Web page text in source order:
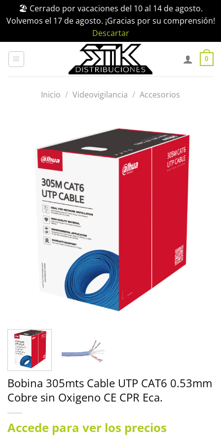
🏖️ Cerrado por vacaciones del 10 al 14 de agosto.
Volvemos el 17 de agosto. ¡Gracias por su comprensión!
Descartar
0
Inicio / Videovigilancia / Accesorios
Bobina 305mts Cable UTP CAT6 0.53mm
Cobre sin Oxigeno CE CPR Eca.
Accede para ver los precios